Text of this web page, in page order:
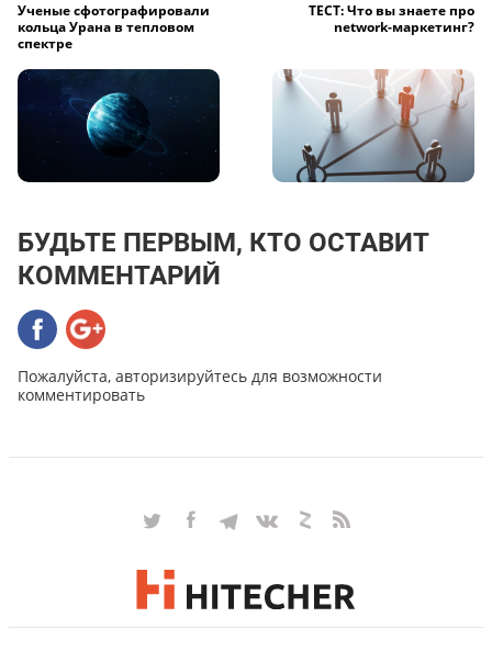
Ученые сфотографировали
кольца Урана в тепловом
спектре
ТЕСТ: Что вы знаете про
network-маркетинг?
БУДЬТЕ ПЕРВЫМ, КТО ОСТАВИТ
КОММЕНТАРИЙ
Пожалуйста, авторизируйтесь для возможности
комментировать